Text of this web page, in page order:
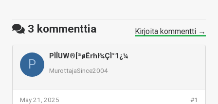
3 kommenttia Kirjoita kommentti →
P
PÌÎUW®[ªøËrhl¾ÇÌ°1¿¼
MurottajaSince2004
#1
May 21, 2025